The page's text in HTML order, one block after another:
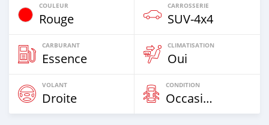
COULEUR
Rouge
CARROSSERIE
SUV‒4x4
CARBURANT
Essence
CLIMATISATION
Oui
VOLANT
Droite
CONDITION
Occasion